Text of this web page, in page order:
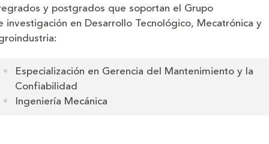
y postgrados que soportan el Grupo
investigación en Desarrollo Tecnológico, Mecatrónica y
Especialización en Gerencia del Mantenimiento y la
Confiabilidad
Ingeniería Mecánica